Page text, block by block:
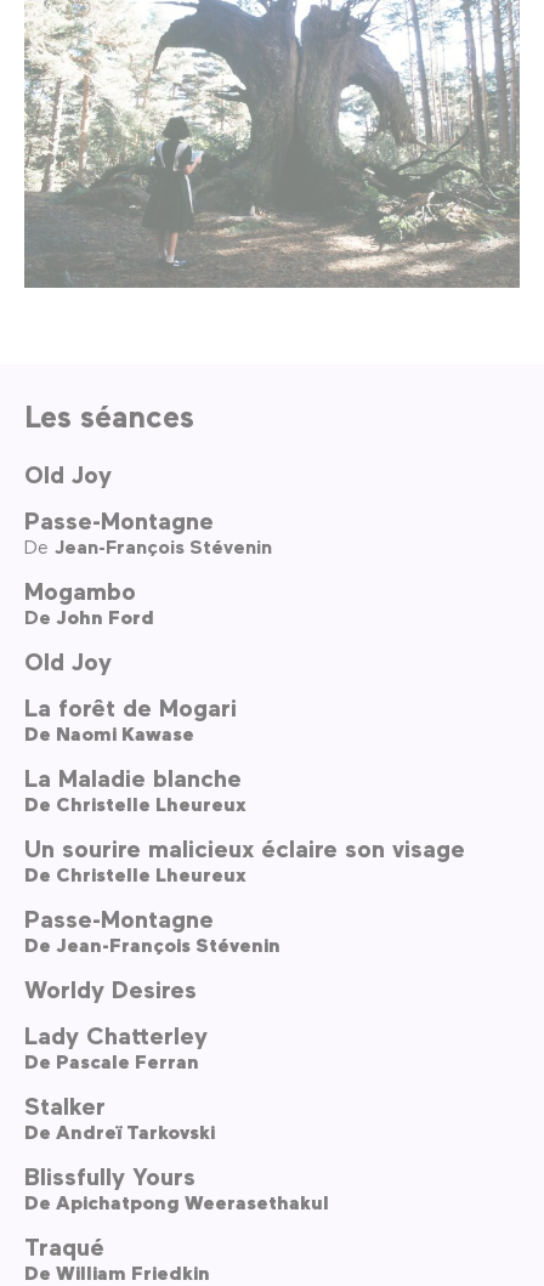
Les séances
Old Joy
Passe-Montagne
De Jean-François Stévenin
Mogambo
De John Ford
Old Joy
La forêt de Mogari
De Naomi Kawase
La Maladie blanche
De Christelle Lheureux
Un sourire malicieux éclaire son visage
De Christelle Lheureux
Passe-Montagne
De Jean-François Stévenin
Worldy Desires
Lady Chatterley
De Pascale Ferran
Stalker
De Andreï Tarkovski
Blissfully Yours
De Apichatpong Weerasethakul
Traqué
De William Friedkin